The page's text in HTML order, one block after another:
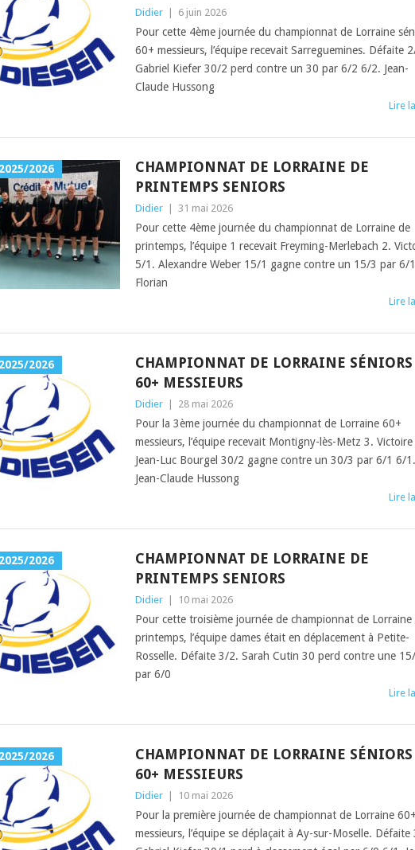
Didier 6 juin 2026
Pour cette 4ème journée du championnat de Lorraine
60+ messieurs, l’équipe recevait Sarreguemines. Défaite
Gabriel Kiefer 30/2 perd contre un 30 par 6/2 6/2. Jean-
Claude Hussong
Lire
2026
CHAMPIONNAT DE LORRAINE DE
PRINTEMPS SENIORS
Didier 31 mai 2026
Pour cette 4ème journée du championnat de Lorraine de
printemps, l’équipe 1 recevait Freyming-Merlebach 2.
5/1. Alexandre Weber 15/1 gagne contre un 15/3 par 6/
Florian
Lire
2026
CHAMPIONNAT DE LORRAINE SÉNIORS
60+ MESSIEURS
Didier 28 mai 2026
Pour la 3ème journée du championnat de Lorraine 60+
messieurs, l’équipe recevait Montigny-lès-Metz 3.
Jean-Luc Bourgel 30/2 gagne contre un 30/3 par 6/1 6/1.
Jean-Claude Hussong
Lire
2026
CHAMPIONNAT DE LORRAINE DE
PRINTEMPS SENIORS
Didier 10 mai 2026
Pour cette troisième journée de championnat de Lorraine
printemps, l’équipe dames était en déplacement à Petite-
Rosselle. Défaite 3/2. Sarah Cutin 30 perd contre une
par 6/0
Lire
2026
CHAMPIONNAT DE LORRAINE SÉNIORS
60+ MESSIEURS
Didier 10 mai 2026
Pour la première journée de championnat de Lorraine 60+
messieurs, l’équipe se déplaçait à Ay-sur-Moselle. Défaite